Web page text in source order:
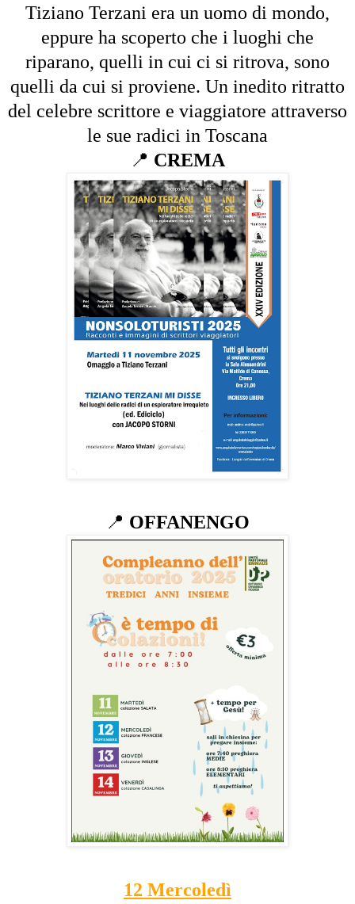
Tiziano Terzani era un uomo di mondo,
eppure ha scoperto che i luoghi che
riparano, quelli in cui ci si ritrova, sono
quelli da cui si proviene. Un inedito ritratto
del celebre scrittore e viaggiatore attraverso
le sue radici in Toscana
📍 CREMA
📍 OFFANENGO
12 Mercoledì